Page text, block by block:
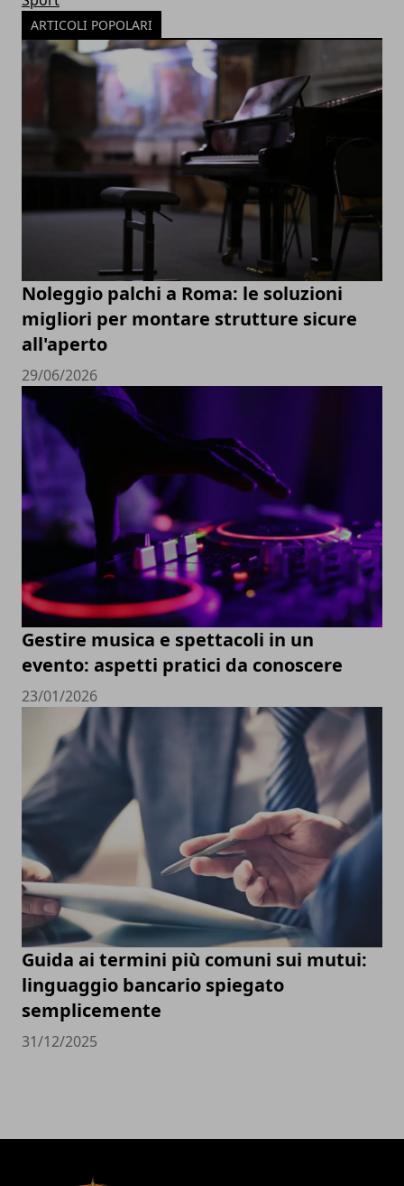
ARTICOLI POPOLARI
Noleggio palchi a Roma: le soluzioni
migliori per montare strutture sicure
all'aperto
29/06/2026
Gestire musica e spettacoli in un
evento: aspetti pratici da conoscere
23/01/2026
Guida ai termini più comuni sui mutui:
linguaggio bancario spiegato
semplicemente
31/12/2025